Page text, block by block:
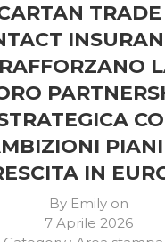
TRADE
RAFFORZANO
IN
By Emilyon
7 Aprile 2026